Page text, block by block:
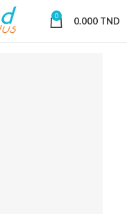
0 0.000 TND